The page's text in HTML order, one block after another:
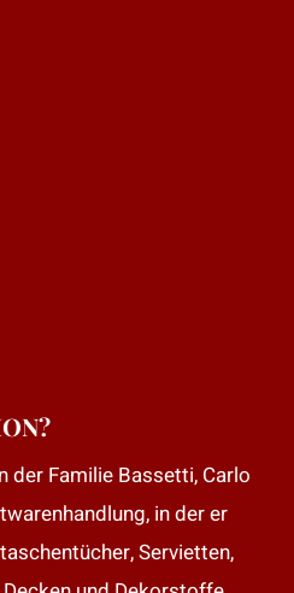
der Familie Bassetti, Carlo
in der er
Servietten,